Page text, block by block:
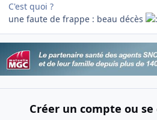
C'est quoi ?
une faute de frappe : beau décès
Créer un compte ou